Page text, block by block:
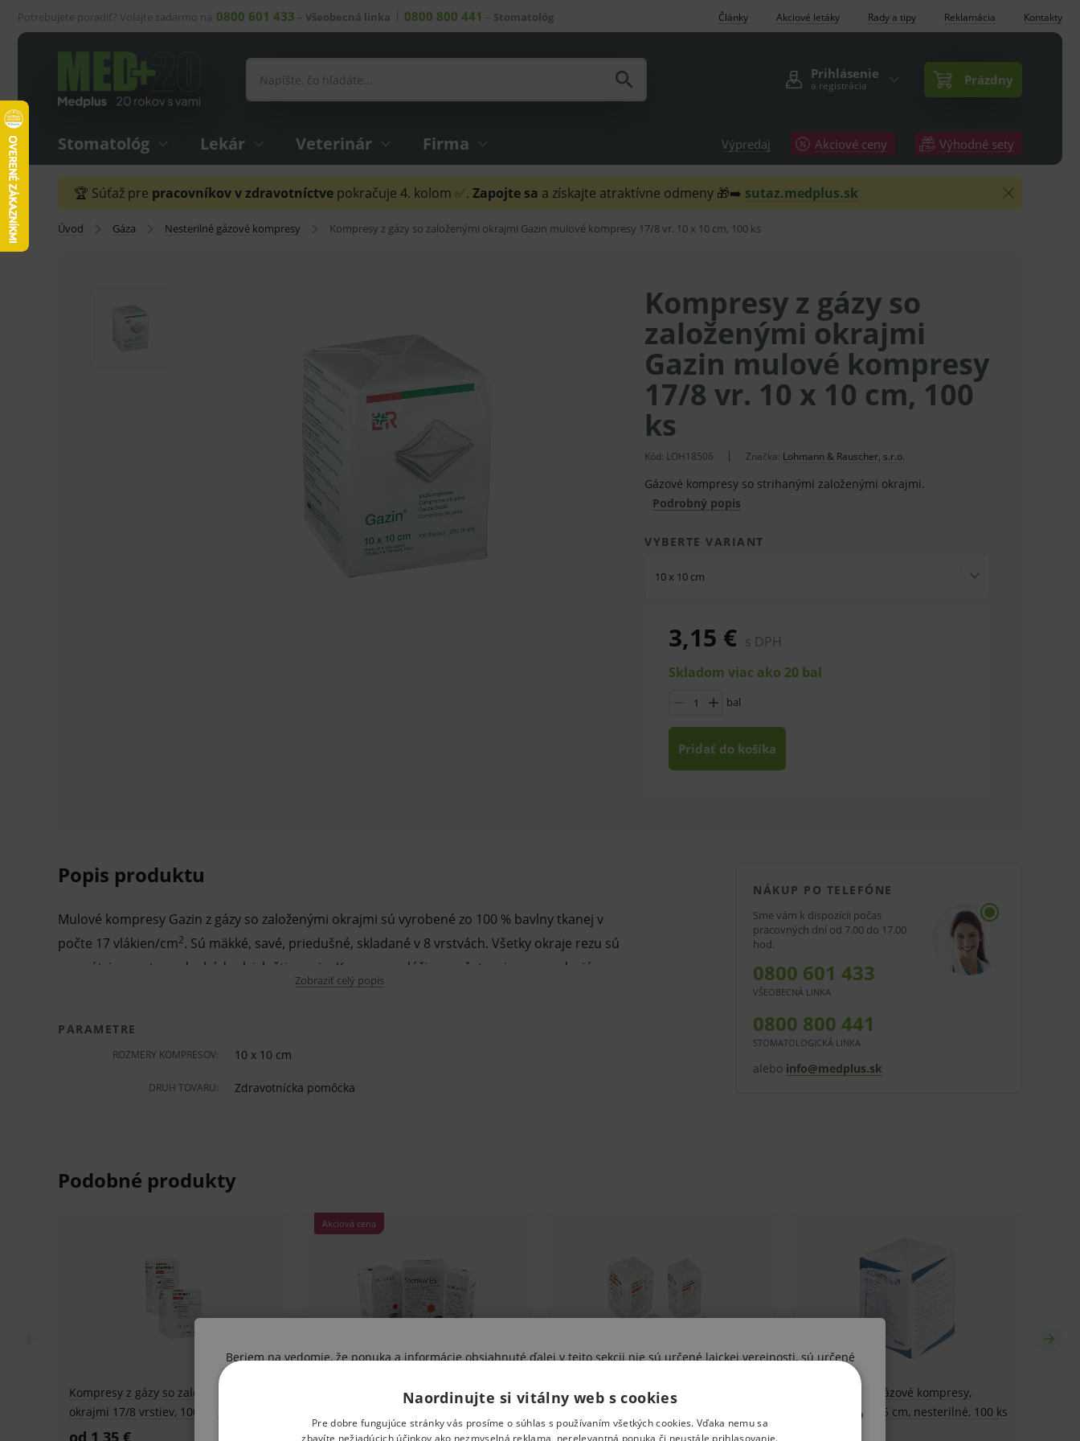
Potrebujete poradiť? Volajte zadarmo na 0800 601 433 – Všeobecná linka 0800 800 441 – Stomatológ Články Akciové letáky Rady a tipy Reklamácia Kontakty
Prihlásenie
a registrácia Prázdny
Stomatológ Lekár Veterinár Firma Výpredaj Akciové ceny Výhodné sety
🏆 Súťaž pre pracovníkov v zdravotníctve pokračuje 4. kolom ✅. Zapojte sa a získajte atraktívne odmeny 🎁➡️ sutaz.medplus.sk
Úvod Gáza Nesterilné gázové kompresy Kompresy z gázy so založenými okrajmi Gazin mulové kompresy 17/8 vr. 10 x 10 cm, 100 ks
Kompresy z gázy so
založenými okrajmi
Gazin mulové kompresy
17/8 vr. 10 x 10 cm, 100
ks
Kód: LOH18506 Značka: Lohmann & Rauscher, s.r.o.
Gázové kompresy so strihanými založenými okrajmi.
Podrobný popis
VYBERTE VARIANT
10 x 10 cm
3,15 € s DPH
Skladom viac ako 20 bal
bal
Pridať do košíka
Popis produktu
Mulové kompresy Gazin z gázy so založenými okrajmi sú vyrobené zo 100 % bavlny tkanej v
počte 17 vlákien/cm2. Sú mäkké, savé, priedušné, skladané v 8 vrstvách. Všetky okraje rezu sú
vo vnútri, a preto nedochádza k ich štiepeniu. Kompresy slúžia na ošetrenie a zamedzujú
Vlastnosti a výhody:
17 vlákien/cm2.
Ochrana pred kontamináciou.
Rôzne rozmery.
Na čistenie a krytie rán, na absorpciu telesných tekutín, pri rôznych lekárskych
výkonoch.
Zobraziť celý popis
PARAMETRE
ROZMERY KOMPRESOV: 10 x 10 cm
DRUH TOVARU: Zdravotnícka pomôcka
NÁKUP PO TELEFÓNE
Sme vám k dispozícii počas
pracovných dní od 7.00 do 17.00
hod.
0800 601 433
VŠEOBECNÁ LINKA
0800 800 441
STOMATOLOGICKÁ LINKA
alebo info@medplus.sk
Beriem na vedomie, že ponuka a informácie obsiahnuté ďalej v tejto sekcii nie sú určené laickej verejnosti, sú určené
Ak nie ste odborník, vystavujete sa riziku ohrozenia svojho zdravia, poprípade aj zdravia ďalších osôb. V prípade, že by
získané informácie boli Vami nesprávne pochopené, interpretované, či využité na stanovenie diagnózy alebo liečebného
postupu vo vzťahu k svojej osobe, či ďalším osobám. Pokiaľ Vaše vyhlásenie nie je pravdivé, upozorňujeme Vás, že sa
Naordinujte si vitálny web s cookies
Pre dobre fungujúce stránky vás prosíme o súhlas s používaním všetkých cookies. Vďaka nemu sa
zbavíte nežiadúcich účinkov ako nezmyselná reklama, nerelevantná ponuka či neustále prihlasovanie.